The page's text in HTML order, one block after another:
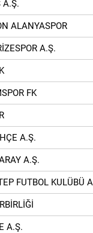
A.Ş.
ALANYASPOR
A.Ş.
FK
A.Ş.
A.Ş.
FUTBOL KULÜBÜ
A.Ş.